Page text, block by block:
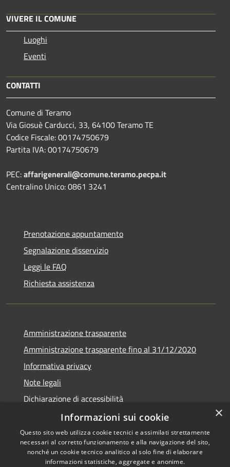
VIVERE IL COMUNE
Luoghi
Eventi
CONTATTI
Comune di Teramo
Via Giosuè Carducci, 33, 64100 Teramo TE
Codice Fiscale: 00174750679
Partita IVA: 00174750679
PEC:affarigenerali@comune.teramo.pecpa.it
Centralino Unico: 0861 3241
Prenotazione appuntamento
Segnalazione disservizio
Leggi le FAQ
Richiesta assistenza
Amministrazione trasparente
Amministrazione trasparente fino al 31/12/2020
Informativa privacy
Note legali
Dichiarazione di accessibilità
Accessibilità
Copyright © 2026 • Comune di
Teramo • Powered by
×
Informazioni sui cookie
Questo sito web utilizza cookie tecnici e assimilati strettamente
necessari al corretto funzionamento e alla navigazione del sito,
nonché un cookie tecnico analitico al solo fine di elaborare
informazioni statistiche, aggregate e anonime.